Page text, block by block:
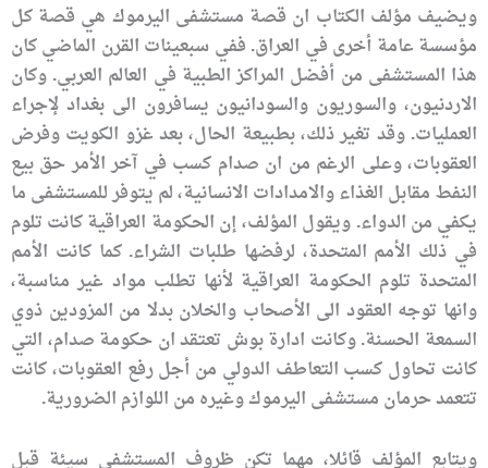
ويضيف مؤلف الكتاب ان قصة مستشفى اليرموك هي قصة كل
مؤسسة عامة أخرى في العراق. ففي سبعينات القرن الماضي كان
هذا المستشفى من أفضل المراكز الطبية في العالم العربي. وكان
الاردنيون، والسوريون والسودانيون يسافرون الى بغداد لإجراء
العمليات. وقد تغير ذلك، بطبيعة الحال، بعد غزو الكويت وفرض
العقوبات، وعلى الرغم من ان صدام كسب في آخر الأمر حق بيع
النفط مقابل الغذاء والامدادات الانسانية، لم يتوفر للمستشفى ما
يكفي من الدواء. ويقول المؤلف، إن الحكومة العراقية كانت تلوم
في ذلك الأمم المتحدة، لرفضها طلبات الشراء. كما كانت الأمم
المتحدة تلوم الحكومة العراقية لأنها تطلب مواد غير مناسبة،
وانها توجه العقود الى الأصحاب والخلان بدلا من المزودين ذوي
السمعة الحسنة. وكانت ادارة بوش تعتقد ان حكومة صدام، التي
كانت تحاول كسب التعاطف الدولي من أجل رفع العقوبات، كانت
تتعمد حرمان مستشفى اليرموك وغيره من اللوازم الضرورية.
ويتابع المؤلف قائلا، مهما تكن ظروف المستشفى سيئة قبل